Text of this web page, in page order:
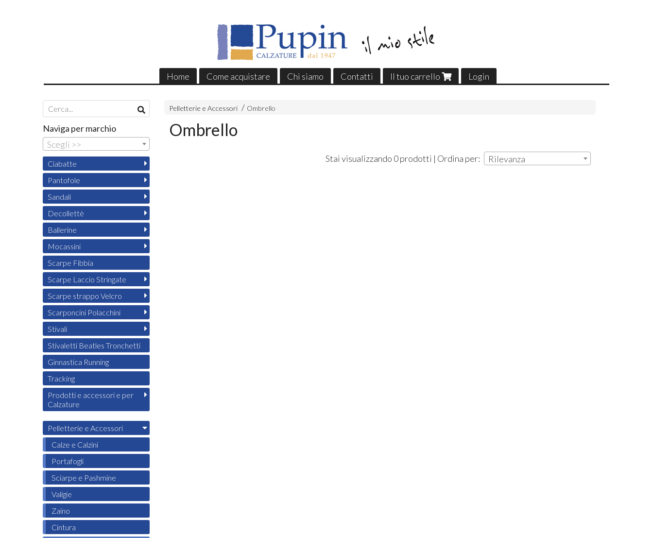
Home Come acquistare Chi siamo Contatti Il tuo carrello Login
Pelletterie e Accessori Ombrello
Ombrello
Stai visualizzando 0 prodotti | Ordina per: Rilevanza
Naviga per marchio
Scegli >>
Ciabatte
Pantofole
Sandali
Decollettè
Ballerine
Mocassini
Scarpe Fibbia
Scarpe Laccio Stringate
Scarpe strappo Velcro
Scarponcini Polacchini
Stivali
Stivaletti Beatles Tronchetti
Ginnastica Running
Tracking
Prodotti e accessori e per
Calzature
Pelletterie e Accessori
Calze e Calzini
Portafogli
Sciarpe e Pashmine
Valigie
Zaino
Cintura